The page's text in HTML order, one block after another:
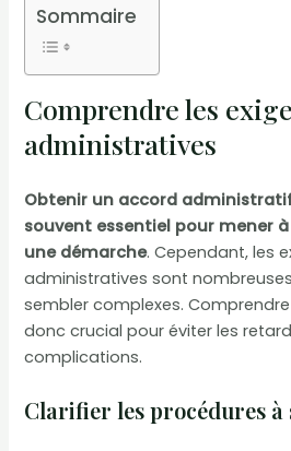
Sommaire
Comprendre les
administratives
Obtenir un accord
souvent essentiel pour mener
une démarche. Cependant, les
administratives sont
sembler complexes.
donc crucial pour éviter les
complications.
Clarifier les procédures à